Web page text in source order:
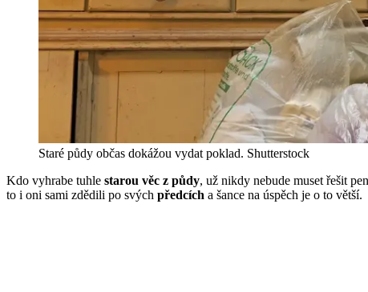
Staré půdy občas dokážou vydat poklad. Shutterstock
Kdo vyhrabe tuhle starou věc z půdy, už nikdy nebude muset řešit
to i oni sami zdědili po svých předcích a šance na úspěch je o to větší.